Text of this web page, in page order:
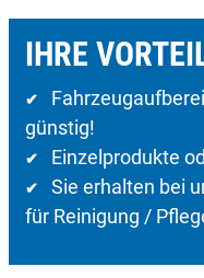
IHRE
✔
günstig!
✔ Einzelprodukte
✔ Sie erhalten bei
für Reinigung /